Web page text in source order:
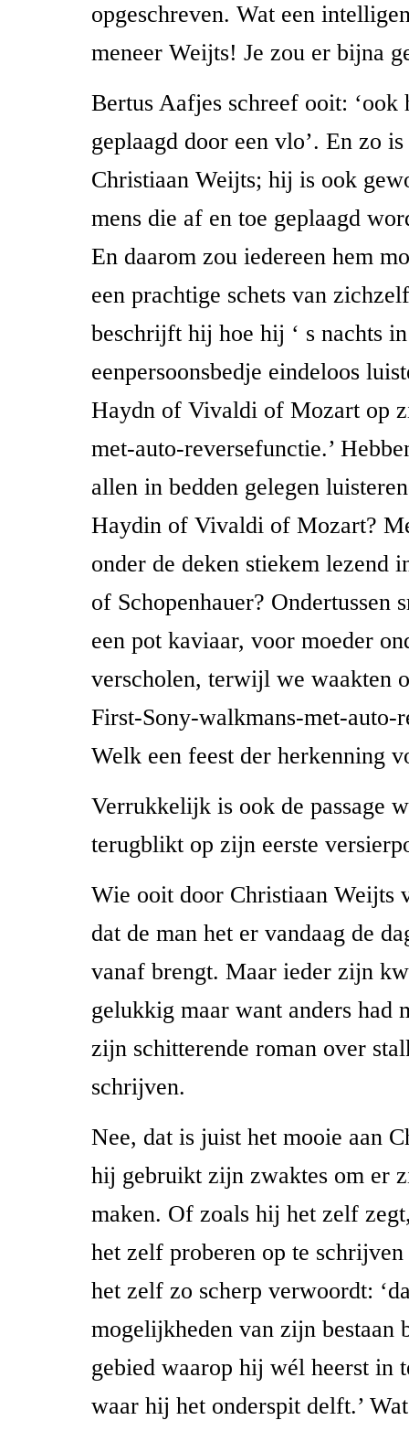
opgeschreven. Wat een
meneer Weijts! Je zou er bijna
Bertus Aafjes schreef ooit: ‘ook
geplaagd door een vlo’. En zo
Christiaan Weijts; hij is ook
mens die af en toe geplaagd
En daarom zou iedereen hem
een prachtige schets van
beschrijft hij hoe hij ‘ s nachts
eenpersoonsbedje eindeloos
Haydn of Vivaldi of Mozart op
met-auto-reversefunctie.’
allen in bedden gelegen
Haydin of Vivaldi of Mozart?
onder de deken stiekem lezend
of Schopenhauer? Ondertussen
een pot kaviaar, voor moeder
verscholen, terwijl we waakten
First-Sony-walkmans-met-auto-
Welk een feest der herkenning
Verrukkelijk is ook de passage
terugblikt op zijn eerste
Wie ooit door Christiaan Weijts
dat de man het er vandaag de
vanaf brengt. Maar ieder zijn
gelukkig maar want anders had
zijn schitterende roman over
schrijven.
Nee, dat is juist het mooie aan
hij gebruikt zijn zwaktes om er
maken. Of zoals hij het zelf
het zelf proberen op te schrijven
het zelf zo scherp verwoordt:
mogelijkheden van zijn bestaan
gebied waarop hij wél heerst in
waar hij het onderspit delft.’